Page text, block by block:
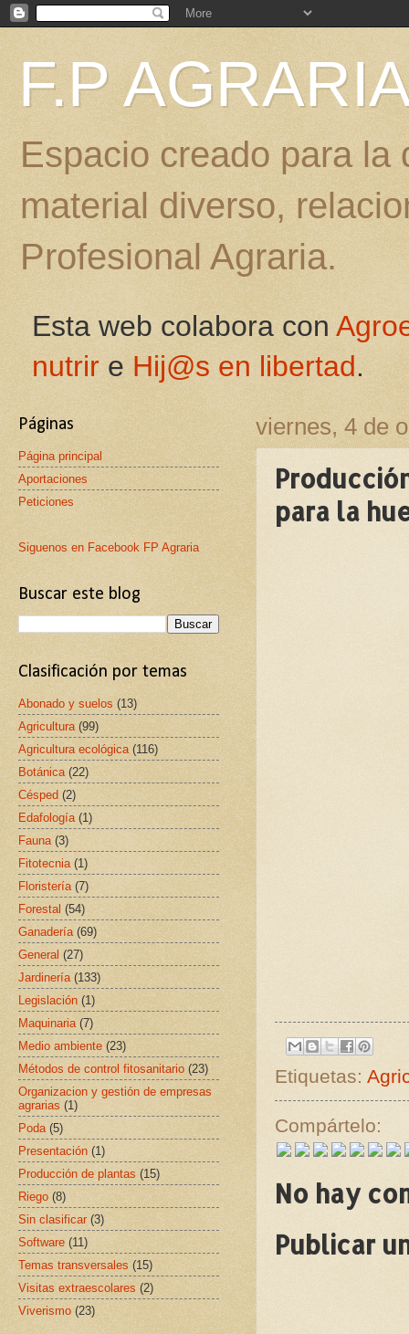
F.P
Espacio creado para
material diverso,
Profesional Agraria.
Esta web colabora con
nutrir e Hij@s en libertad.
viernes, 4 de
para la
Etiquetas:
Compártelo:
No hay
Publicar
Páginas
Página principal
Aportaciones
Peticiones
Siguenos en Facebook FP Agraria
Buscar este blog
Clasificación por temas
Abonado y suelos (13)
Agricultura (99)
Agricultura ecológica (116)
Botánica (22)
Césped (2)
Edafología (1)
Fauna (3)
Fitotecnia (1)
Floristería (7)
Forestal (54)
Ganadería (69)
General (27)
Jardinería (133)
Legislación (1)
Maquinaria (7)
Medio ambiente (23)
Métodos de control fitosanitario (23)
Organizacion y gestión de empresas
agrarias (1)
Poda (5)
Presentación (1)
Producción de plantas (15)
Riego (8)
Sin clasificar (3)
Software (11)
Temas transversales (15)
Visitas extraescolares (2)
Viverismo (23)